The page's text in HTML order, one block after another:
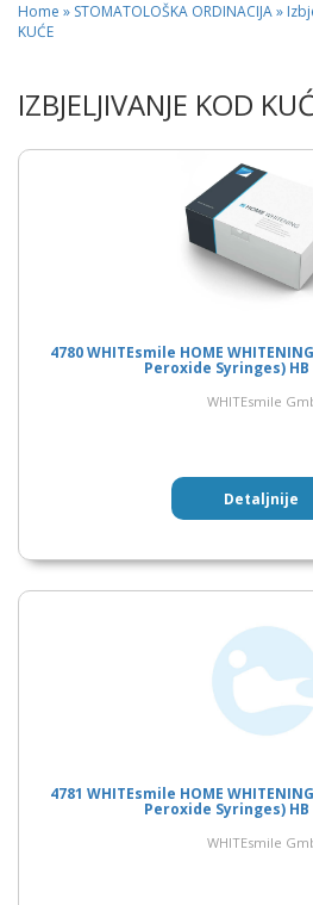
Home » STOMATOLOŠKA ORDINACIJA»
KUĆE
IZBJELJIVANJE KOD
4780 WHITEsmile HOME
Peroxide Syringes) HB
WHITEsmile
Detaljnije
4781 WHITEsmile HOME
Peroxide Syringes) HB
WHITEsmile